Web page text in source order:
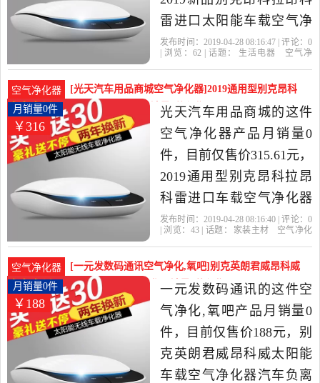
雷进口太阳能车载空气净
化器汽车负离子氧是2019
活电器当中性价比很高的
空气净化,氧吧，由广东 深
圳发货。
发布时间：2019-04-28 08:16:47 | 评论： 0
| 浏览： 62| 话题： 生活电器
空气净
空气净化器
[光天汽车用品商城空气净化器]2019通用型别克昂科
拉昂科雷进口车月销量0件仅售315.61元
￥316
月销量0件
光天汽车用品商城的这件
空气净化器产品月销量0
件，目前仅售价315.61元，
2019通用型别克昂科拉昂
科雷进口车载空气净化器
汽车内用消除异味是2019
家装主材当中性价比很高
的空气净化器，由北京发
货。
发布时间：2019-04-28 08:16:40 | 评论： 0
| 浏览： 43| 话题： 家装主材
空气净化
空气净化器
[一元发数码通讯空气净化,氧吧]别克英朗君威昂科威
太阳能车载空气净化月销量0件仅售188元
￥188
月销量0件
一元发数码通讯的这件空
气净化,氧吧产品月销量0
件，目前仅售价188元，别
克英朗君威昂科威太阳能
车载空气净化器汽车负离